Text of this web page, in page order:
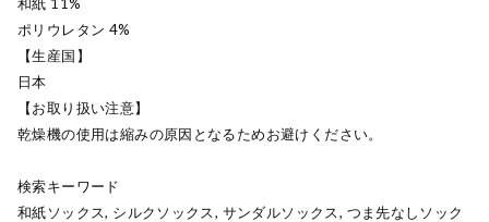
ポリウレタン 4%
【生産国】
日本
【お取り扱い注意】
乾燥機の使用は縮みの原因となるためお避けください。
検索キーワード
和紙ソックス, シルクソックス, サンダルソックス, つま先なしソック